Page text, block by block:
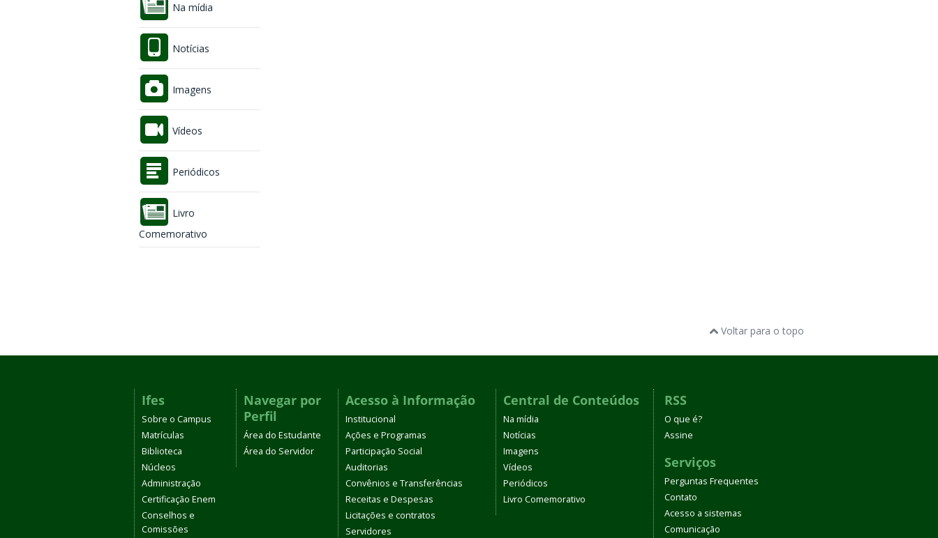
Na mídia
Notícias
Imagens
Vídeos
Periódicos
Livro
Comemorativo
Voltar para o topo
Ifes
Sobre o Campus
Matrículas
Biblioteca
Núcleos
Administração
Certificação Enem
Conselhos e
Comissões
Navegar por
Perfil
Área do Estudante
Área do Servidor
Acesso à Informação
Institucional
Ações e Programas
Participação Social
Auditorias
Convênios e Transferências
Receitas e Despesas
Licitações e contratos
Servidores
Central de Conteúdos
Na mídia
Notícias
Imagens
Vídeos
Periódicos
Livro Comemorativo
RSS
O que é?
Assine
Serviços
Perguntas Frequentes
Contato
Acesso a sistemas
Comunicação